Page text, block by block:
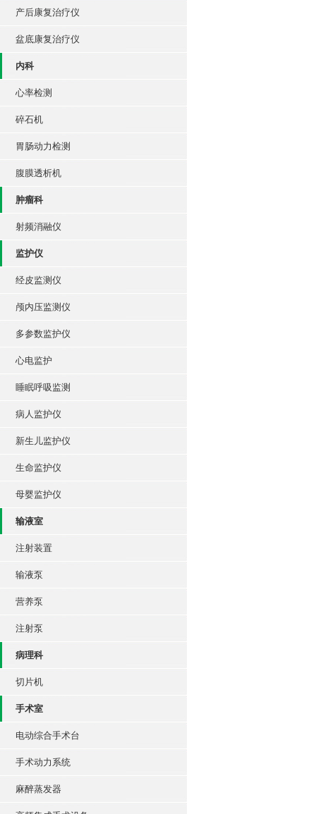
产后康复治疗仪
盆底康复治疗仪
内科
心率检测
碎石机
胃肠动力检测
腹膜透析机
肿瘤科
射频消融仪
监护仪
经皮监测仪
颅内压监测仪
多参数监护仪
心电监护
睡眠呼吸监测
病人监护仪
新生儿监护仪
生命监护仪
母婴监护仪
输液室
注射装置
输液泵
营养泵
注射泵
病理科
切片机
手术室
电动综合手术台
手术动力系统
麻醉蒸发器